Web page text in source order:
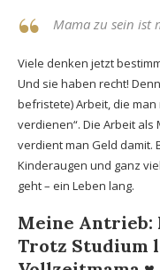
Mama zu sein ist
Viele denken jetzt
Und sie haben recht!
befristete) Arbeit, die man
verdienen“. Die Arbeit
verdient man Geld damit.
Kinderaugen und ganz
geht – ein Leben lang.
Meine Antrieb:
Trotz Studium